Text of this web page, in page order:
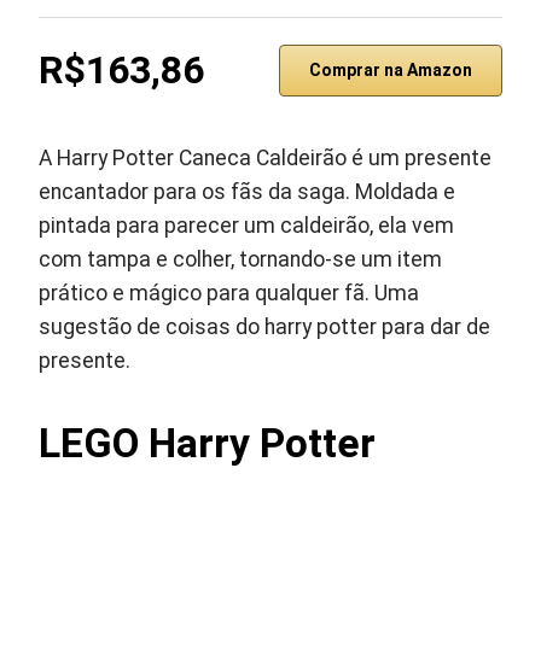
R$163,86 Comprar na Amazon
A Harry Potter Caneca Caldeirão é um presente
encantador para os fãs da saga. Moldada e
pintada para parecer um caldeirão, ela vem
com tampa e colher, tornando-se um item
prático e mágico para qualquer fã. Uma
sugestão de coisas do harry potter para dar de
presente.
LEGO Harry Potter